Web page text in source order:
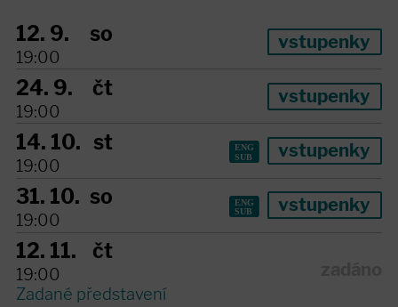
12. 9.
19:00
so vstupenky
24. 9.
19:00
čt vstupenky
14. 10.
19:00
st vstupenky
31. 10.
19:00
so vstupenky
12. 11.
19:00
čt
Zadané představení